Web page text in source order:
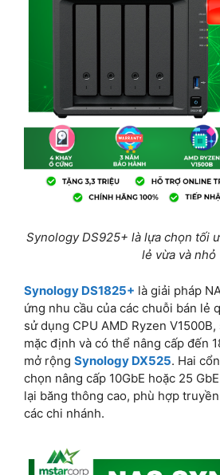
Synology DS925+ là lựa chọn tối
lẻ vừa và nhỏ
Synology DS1825+ là giải pháp
ứng nhu cầu của các chuỗi bán lẻ
sử dụng CPU AMD Ryzen
mặc định và có thể nâng cấp đến
mở rộng Synology DX525. Hai
chọn nâng cấp 10GbE hoặc 25
lại băng thông cao, phù hợp
các chi nhánh.